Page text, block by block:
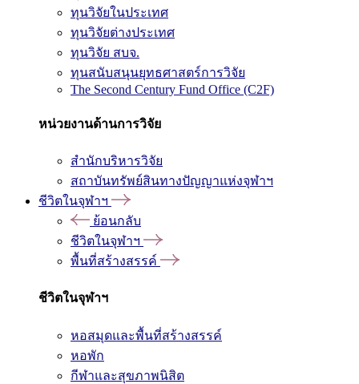
ทุนวิจัยในประเทศ
ทุนวิจัยต่างประเทศ
ทุนวิจัย สบจ.
ทุนสนับสนุนยุทธศาสตร์การวิจัย
The Second Century Fund Office (C2F)
หน่วยงานด้านการวิจัย
สำนักบริหารวิจัย
สถาบันทรัพย์สินทางปัญญาแห่งจุฬาฯ
ชีวิตในจุฬาฯ
ย้อนกลับ
ชีวิตในจุฬาฯ
พื้นที่สร้างสรรค์
ชีวิตในจุฬาฯ
หอสมุดและพื้นที่สร้างสรรค์
หอพัก
กีฬาและสุขภาพนิสิต